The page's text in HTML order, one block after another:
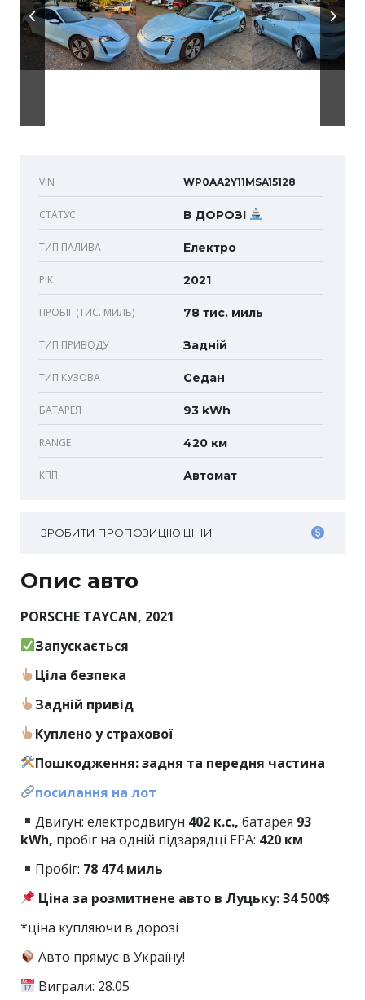
VIN WP0AA2Y11MSA15128
СТАТУС В ДОРОЗІ
ТИП ПАЛИВА Електро
РІК 2021
ПРОБІГ (ТИС. МИЛЬ) 78 тис. миль
ТИП ПРИВОДУ Задній
ТИП КУЗОВА Седан
БАТАРЕЯ 93 kWh
RANGE 420 км
КПП Автомат
ЗРОБИТИ ПРОПОЗИЦІЮ ЦІНИ
Опис авто
PORSCHE TAYCAN, 2021
Запускається
Ціла безпека
Задній привід
Куплено у страхової
Пошкодження: задня та передня частина
посилання на лот
Двигун: електродвигун 402 к.с.,батарея 93
kWh, пробіг на одній підзарядці EPA: 420 км
Пробіг: 78 474 миль
Ціна за розмитнене авто в Луцьку: 34 500$
*ціна купляючи в дорозі
Авто прямує в Україну!
Виграли: 28.05